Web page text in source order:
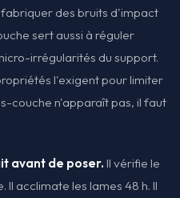
des bruits d'impact
sert aussi à réguler
irrégularités du support.
l'exigent pour limiter
couche n'apparaît pas, il faut
avant de poser. Il vérifie le
acclimate les lames 48 h. Il